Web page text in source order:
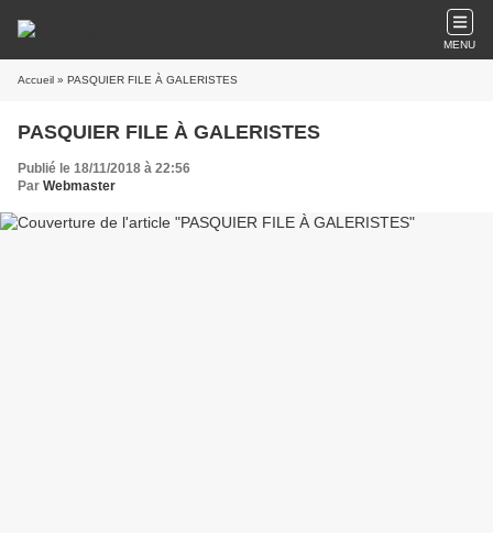
MENU
Accueil » PASQUIER FILE À GALERISTES
PASQUIER FILE À GALERISTES
Publié le 18/11/2018 à 22:56
Par Webmaster